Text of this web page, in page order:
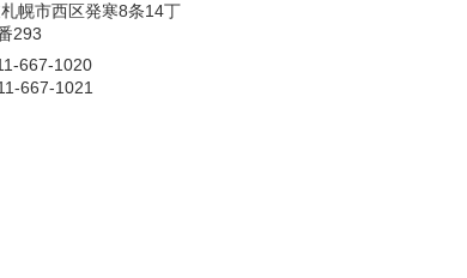
幌市西区発寒8条14丁
293
667-1020
667-1021